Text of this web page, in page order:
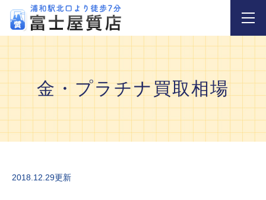
金・プラチナ買取相場
2018.12.29更新